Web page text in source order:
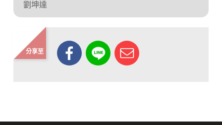
劉坤達
分享至